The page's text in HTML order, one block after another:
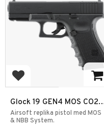
Add to favorites
Glock 19 GEN4 MOS CO2
6mm 2,0J
Airsoft replika pistol med MOS
& NBB System.